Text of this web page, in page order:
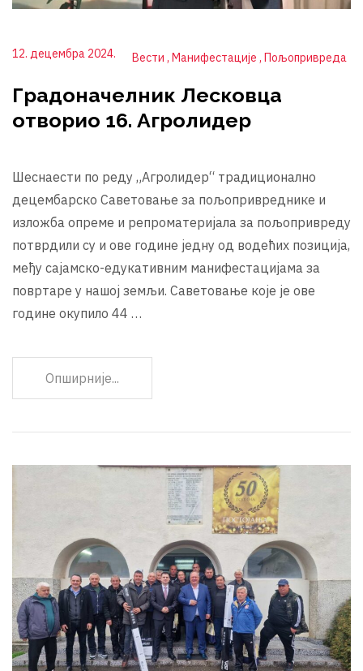
12. децембра 2024. Вести Манифестације Пољопривреда
Градоначелник Лесковца
отворио 16. Агролидер
Шеснаести по реду „Агролидер“ традиционално
децембарско Саветовање за пољопривреднике и
изложба опреме и репроматеријала за пољопривреду
потврдили су и ове године једну од водећих позиција,
међу сајамско-едукативним манифестацијама за
повртаре у нашој земљи. Саветовање које је ове
године окупило 44 …
Опширније...